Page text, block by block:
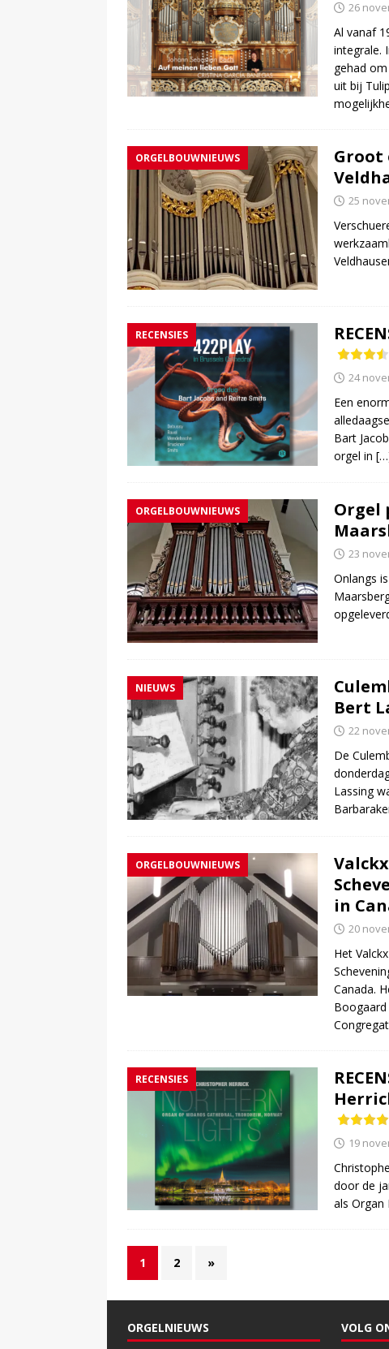
26
Al vanaf
integrale.
gehad
uit bij
ORGELBOUWNIEUWS
Groot
25
RECENSIES
24
Een
Bart
orgel in
ORGELBOUWNIEUWS
Orgel
23
Onlangs
NIEUWS
Bert
22
De
Lassing
ORGELBOUWNIEUWS
in
20
Het
Canada.
RECENSIES
19
door de
als Organ
1 2 »
ORGELNIEUWS VOLG